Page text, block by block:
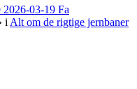
03-19 Fa
i Alt om de rigtige jernbaner